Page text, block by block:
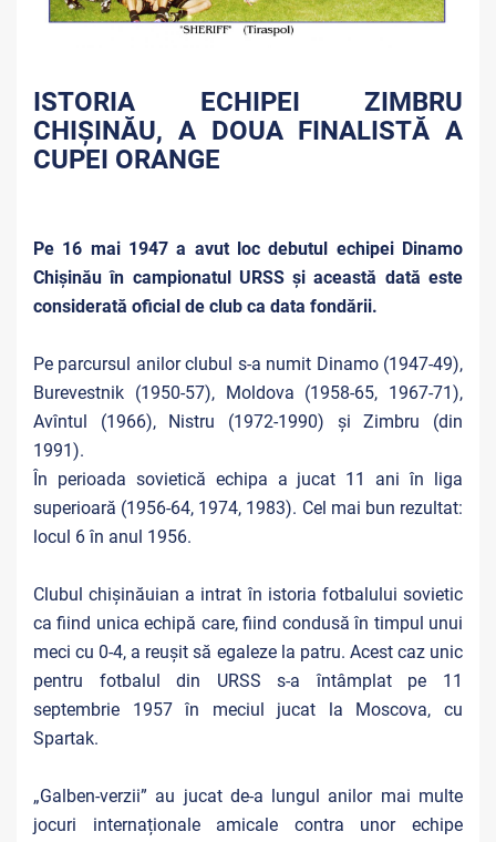
ISTORIA ECHIPEI ZIMBRU
CHIȘINĂU, A DOUA FINALISTĂ A
CUPEI ORANGE
Pe 16 mai 1947 a avut loc debutul echipei Dinamo
Chișinău în campionatul URSS și această dată este
considerată oficial de club ca data fondării.
Pe parcursul anilor clubul s-a numit Dinamo (1947-49),
Burevestnik (1950-57), Moldova (1958-65, 1967-71),
Avîntul (1966), Nistru (1972-1990) și Zimbru (din
1991).
În perioada sovietică echipa a jucat 11 ani în liga
superioară (1956-64, 1974, 1983). Cel mai bun rezultat:
locul 6 în anul 1956.
Clubul chișinăuian a intrat în istoria fotbalului sovietic
ca fiind unica echipă care, fiind condusă în timpul unui
meci cu 0-4, a reușit să egaleze la patru. Acest caz unic
pentru fotbalul din URSS s-a întâmplat pe 11
septembrie 1957 în meciul jucat la Moscova, cu
Spartak.
„Galben-verzii” au jucat de-a lungul anilor mai multe
jocuri internaționale amicale contra unor echipe